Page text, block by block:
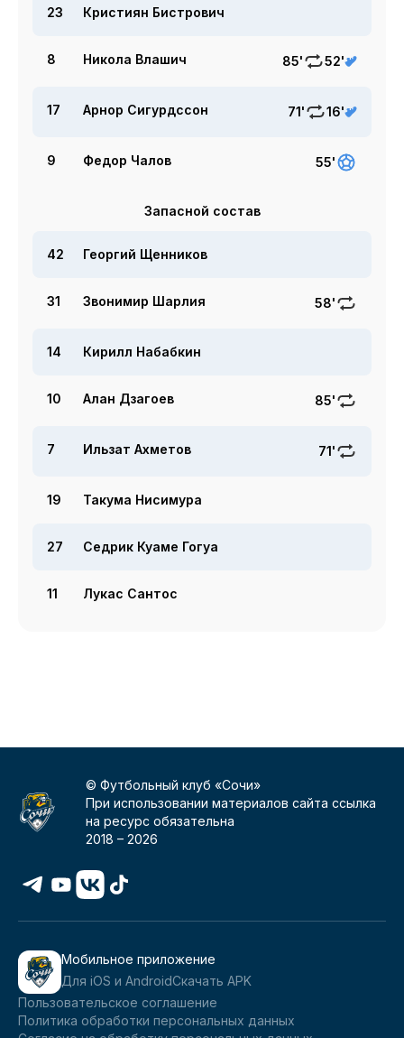
23 Кристиян Бистрович
8 Никола Влашич 85' 52'
17 Арнор Сигурдссон 71' 16'
9 Федор Чалов 55'
Запасной состав
42 Георгий Щенников
31 Звонимир Шарлия 58'
14 Кирилл Набабкин
10 Алан Дзагоев 85'
7 Ильзат Ахметов 71'
19 Такума Нисимура
27 Седрик Куаме Гогуа
11 Лукас Сантос
© Футбольный клуб «Сочи»
При использовании материалов сайта ссылка
на ресурс обязательна
2018 –2026
Мобильное приложение
Для iOS и AndroidСкачать APK
Пользовательское соглашение
Политика обработки персональных данных